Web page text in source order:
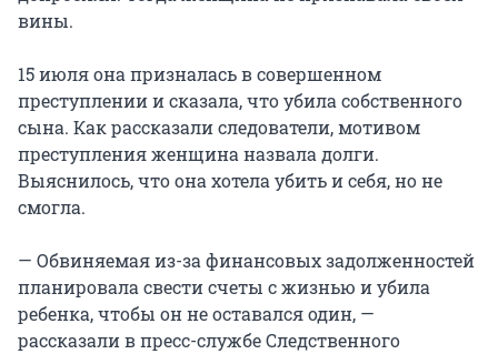
вины.
15 июля она призналась в совершенном
преступлении и сказала, что убила собственного
сына. Как рассказали следователи, мотивом
преступления женщина назвала долги.
Выяснилось, что она хотела убить и себя, но не
смогла.
— Обвиняемая из-за финансовых задолженностей
планировала свести счеты с жизнью и убила
ребенка, чтобы он не оставался один, —
рассказали в пресс-службе Следственного